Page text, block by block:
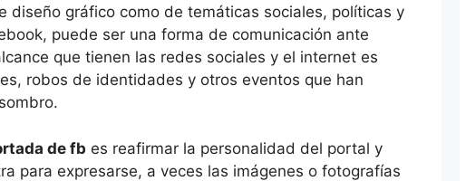
diseño gráfico como de temáticas sociales, políticas y
puede ser una forma de comunicación ante
que tienen las redes sociales y el internet es
robos de identidades y otros eventos que han
de fb es reafirmar la personalidad del portal y
para expresarse, a veces las imágenes o fotografías